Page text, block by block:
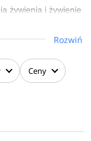
żywienia i żywienie
branżach i
w swojej
Rozwiń
Ceny